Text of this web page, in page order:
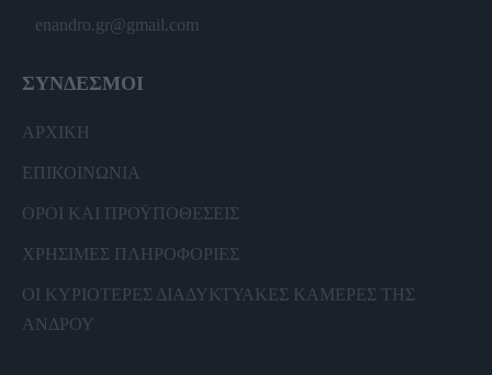
enandro.gr@gmail.com
ΣΥΝΔΕΣΜΟΙ
ΑΡΧΙΚΗ
ΕΠΙΚΟΙΝΩΝΙΑ
ΟΡΟΙ ΚΑΙ ΠΡΟΫΠΟΘΕΣΕΙΣ
ΧΡΗΣΙΜΕΣ ΠΛΗΡΟΦΟΡΙΕΣ
ΟΙ ΚΥΡΙΟΤΕΡΕΣ ΔΙΑΔΥΚΤΥΑΚΕΣ ΚΑΜΕΡΕΣ ΤΗΣ
ΑΝΔΡΟΥ